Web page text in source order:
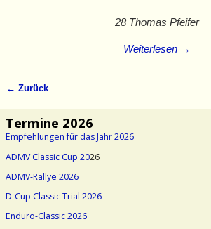
28 Thomas Pfeifer
Weiterlesen →
← Zurück
Termine 2026
Empfehlungen für das Jahr 2026
ADMV Classic Cup 2026
ADMV-Rallye 2026
D-Cup Classic Trial 2026
Enduro-Classic 2026